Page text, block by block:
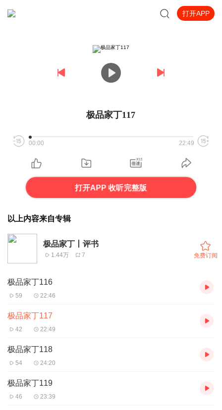
打开APP
极品家丁117
00:00 22:49
打开APP 收听完整版
以上内容来自专辑
极品家丁丨评书
1.44万 7 免费订阅
极品家丁116
59 22:46
极品家丁117
42 22:49
极品家丁118
54 24:20
极品家丁119
46 23:39